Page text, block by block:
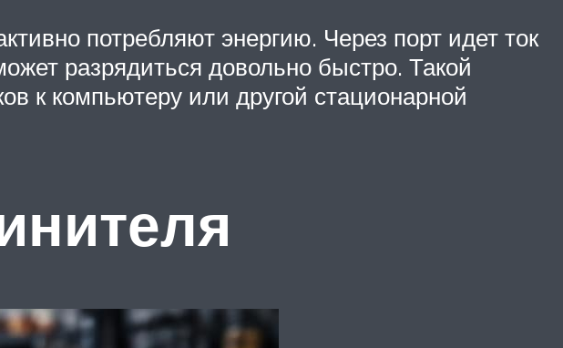
потребляют энергию. Через порт идет ток
разрядиться довольно быстро. Такой
к компьютеру или другой стационарной